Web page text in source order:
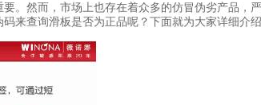
。然而，市场上也存在着众多的仿冒伪劣产品，
来查询滑板是否为正品呢？下面就为大家详细介绍